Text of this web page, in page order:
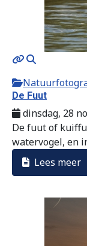
De Fuut
dinsdag, 28
De fuut of
watervogel, en
Lees meer